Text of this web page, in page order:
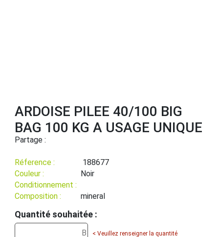
ARDOISE PILEE 40/100 BIG
BAG 100 KG A USAGE UNIQUE
Partage :
Réference :
188677
Couleur :
Noir
Conditionnement :
Composition :
mineral
Quantité souhaitée :
< Veuillez renseigner la quantité